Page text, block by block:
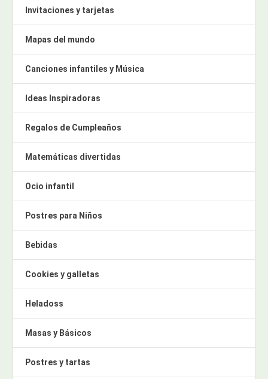
Invitaciones y tarjetas
Mapas del mundo
Canciones infantiles y Música
Ideas Inspiradoras
Regalos de Cumpleaños
Matemáticas divertidas
Ocio infantil
Postres para Niños
Bebidas
Cookies y galletas
Heladoss
Masas y Básicos
Postres y tartas